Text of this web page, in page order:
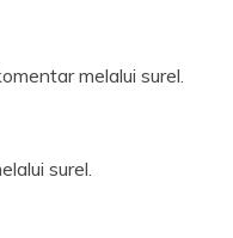
melalui surel.
surel.